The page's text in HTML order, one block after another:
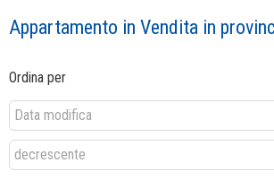
Appartamento in Vendita in
Ordina per